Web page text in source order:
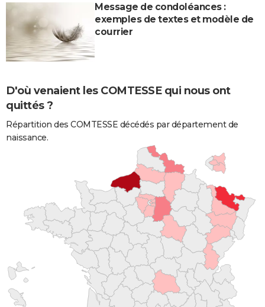
Message de condoléances :
exemples de textes et modèle de
courrier
D'où venaient les COMTESSE qui nous ont
quittés ?
Répartition des COMTESSE décédés par département de
naissance.